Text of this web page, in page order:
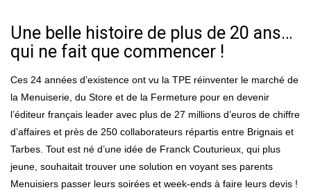
Une belle histoire de plus de 20 ans…
qui ne fait que commencer !
Ces 24 années d’existence ont vu la TPE réinventer le marché de
la Menuiserie, du Store et de la Fermeture pour en devenir
l’éditeur français leader avec plus de 27 millions d’euros de chiffre
d’affaires et près de 250 collaborateurs répartis entre Brignais et
Tarbes. Tout est né d’une idée de Franck Couturieux, qui plus
jeune, souhaitait trouver une solution en voyant ses parents
Menuisiers passer leurs soirées et week-ends à faire leurs devis !